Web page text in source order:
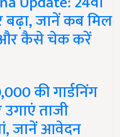
बढ़ा, जानें कब मिल
और कैसे चेक करें
की गार्डनिंग
ताजी
जानें आवेदन